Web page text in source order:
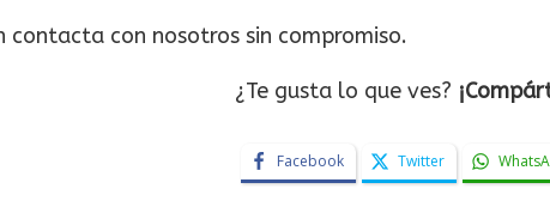
contacta con nosotros sin compromiso.
¿Te gusta lo que ves?
Facebook Twitter